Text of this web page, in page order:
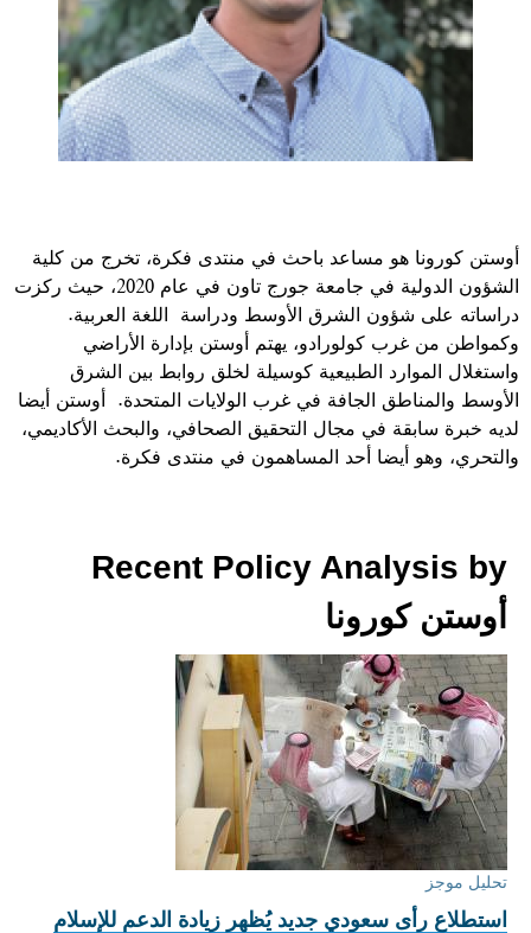
أوستن كورونا هو مساعد باحث في منتدى فكرة، تخرج من كلية
الشؤون الدولية في جامعة جورج تاون في عام 2020، حيث ركزت
دراساته على شؤون الشرق الأوسط ودراسة اللغة العربية.
وكمواطن من غرب كولورادو، يهتم أوستن بإدارة الأراضي
واستغلال الموارد الطبيعية كوسيلة لخلق روابط بين الشرق
الأوسط والمناطق الجافة في غرب الولايات المتحدة. أوستن أيضا
لديه خبرة سابقة في مجال التحقيق الصحافي، والبحث الأكاديمي،
والتحري، وهو أيضا أحد المساهمون في منتدى فكرة. ​
Recent Policy Analysis by
أوستن كورونا
تحليل موجز
استطلاع رأى سعودي جديد يُظهر زيادة الدعم للإسلام